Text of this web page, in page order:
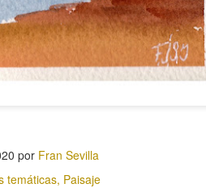
por Fran Sevilla
temáticas Paisaje
Cubo